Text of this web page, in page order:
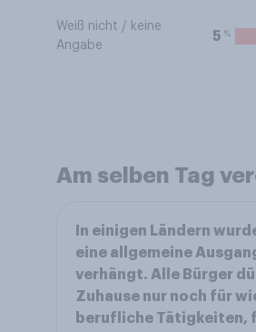
Weiß nicht / keine
Angabe
5 %
Am selben Tag
In einigen Ländern
eine allgemeine
verhängt. Alle Bürger
Zuhause nur noch für
berufliche Tätigkeiten,